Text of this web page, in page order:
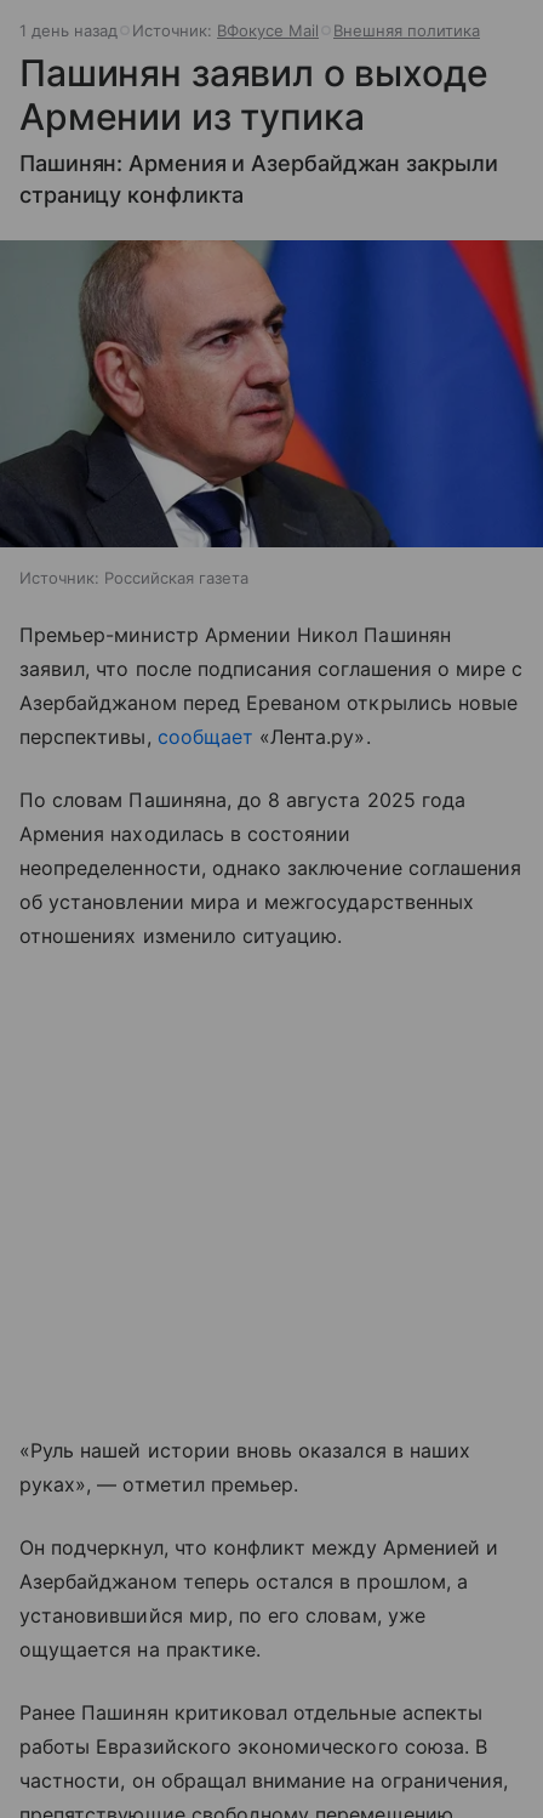
1 день назад Источник: ВФокусе Mail Внешняя политика
Пашинян заявил о выходе
Армении из тупика
Пашинян: Армения и Азербайджан закрыли
страницу конфликта
Источник: Российская газета
Премьер-министр Армении Никол Пашинян
заявил, что после подписания соглашения о мире с
Азербайджаном перед Ереваном открылись новые
перспективы, сообщает «Лента.ру».
По словам Пашиняна, до 8 августа 2025 года
Армения находилась в состоянии
неопределенности, однако заключение соглашения
об установлении мира и межгосударственных
отношениях изменило ситуацию.
«Руль нашей истории вновь оказался в наших
руках», — отметил премьер.
Он подчеркнул, что конфликт между Арменией и
Азербайджаном теперь остался в прошлом, а
установившийся мир, по его словам, уже
ощущается на практике.
Ранее Пашинян критиковал отдельные аспекты
работы Евразийского экономического союза. В
частности, он обращал внимание на ограничения,